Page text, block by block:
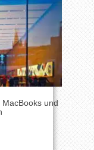
und